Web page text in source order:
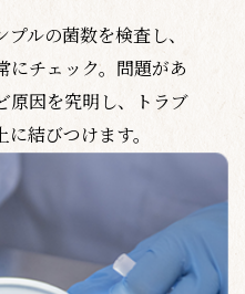
ルの菌数を検査し、
にチェック。問題があ
原因を究明し、トラブ
結びつけます。